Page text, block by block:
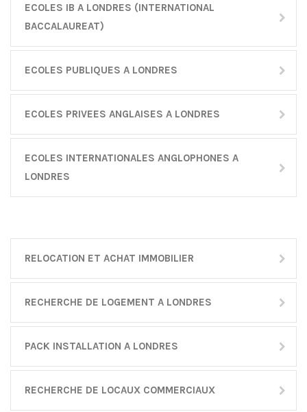
ECOLES IB A LONDRES (INTERNATIONAL
BACCALAUREAT)
ECOLES PUBLIQUES A LONDRES
ECOLES PRIVEES ANGLAISES A LONDRES
ECOLES INTERNATIONALES ANGLOPHONES A
LONDRES
RELOCATION ET ACHAT IMMOBILIER
RECHERCHE DE LOGEMENT A LONDRES
PACK INSTALLATION A LONDRES
RECHERCHE DE LOCAUX COMMERCIAUX